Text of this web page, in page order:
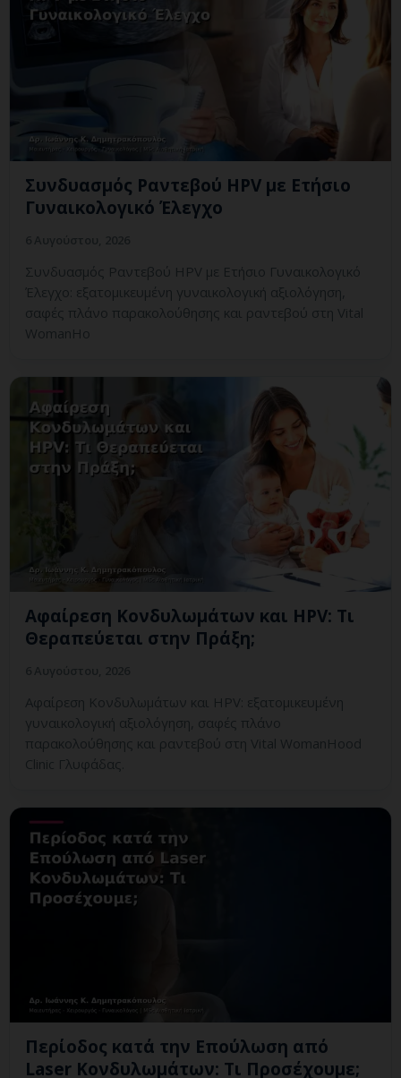
Συνδυασμός Ραντεβού HPV με Ετήσιο
Γυναικολογικό Έλεγχο
Συνδυασμός Ραντεβού HPV με Ετήσιο Γυναικολογικό
Έλεγχο: εξατομικευμένη γυναικολογική αξιολόγηση,
σαφές πλάνο παρακολούθησης και ραντεβού στη Vital
WomanHo
Αφαίρεση Κονδυλωμάτων και HPV: Τι
Θεραπεύεται στην Πράξη;
Αφαίρεση Κονδυλωμάτων και HPV: εξατομικευμένη
γυναικολογική αξιολόγηση, σαφές πλάνο
παρακολούθησης και ραντεβού στη Vital WomanHood
Clinic Γλυφάδας.
Περίοδος κατά την Επούλωση από
Laser Κονδυλωμάτων: Τι Προσέχουμε;